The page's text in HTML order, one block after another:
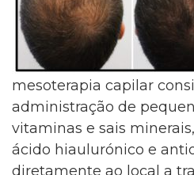
mesoterapia capilar
administração de
vitaminas e sais
ácido hiaulurónico e
diretamente ao local a